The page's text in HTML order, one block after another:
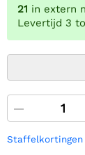
21 in extern
Levertijd 3
Staffelkortingen